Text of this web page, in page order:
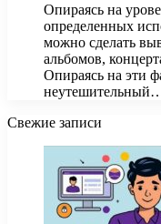
Опираясь на
определенных
можно сделать
альбомов,
Опираясь на эти
Свежие записи